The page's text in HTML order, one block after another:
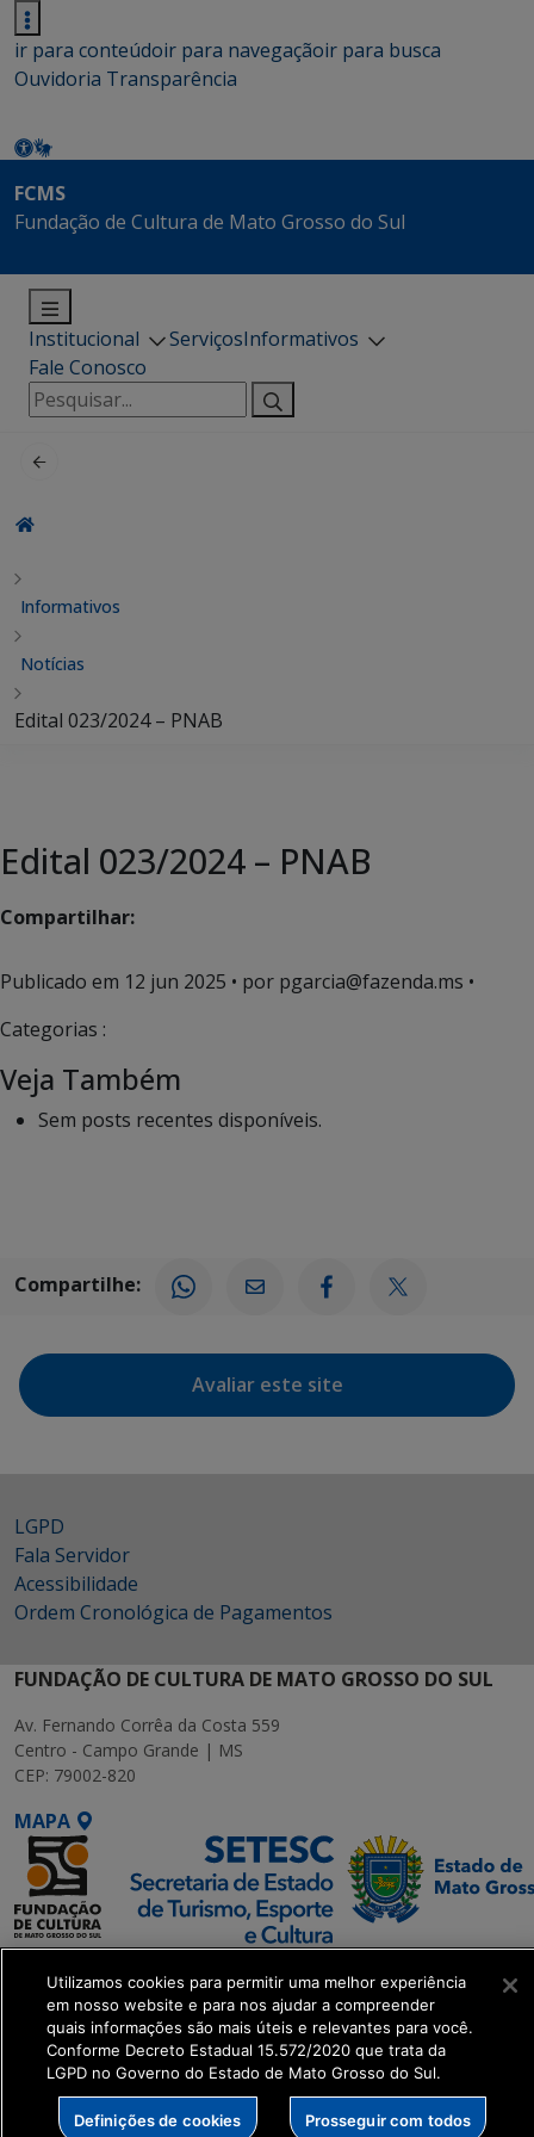
ir para conteúdoir para navegaçãoir para busca
Ouvidoria Transparência
FCMS
Fundação de Cultura de Mato Grosso do Sul
Institucional ServiçosInformativos
Fale Conosco
Pesquisar
por:
Informativos
Notícias
Edital 023/2024 – PNAB
Edital 023/2024 – PNAB
Compartilhar:
Publicado em 12 jun 2025 • por pgarcia@fazenda.ms •
Categorias :
Veja Também
Sem posts recentes disponíveis.
Compartilhe:
Avaliar este site
LGPD
Fala Servidor
Acessibilidade
Ordem Cronológica de Pagamentos
FUNDAÇÃO DE CULTURA DE MATO GROSSO DO SUL
Av. Fernando Corrêa da Costa 559
Centro - Campo Grande | MS
CEP: 79002-820
MAPA
SETDIG | Secretaria-
Executiva de
Transformação Digital
get_footer();
Utilizamos cookies para permitir uma melhor experiência
em nosso website e para nos ajudar a compreender
quais informações são mais úteis e relevantes para você.
Conforme Decreto Estadual 15.572/2020 que trata da
LGPD no Governo do Estado de Mato Grosso do Sul.
Definições de cookies Prosseguir com todos